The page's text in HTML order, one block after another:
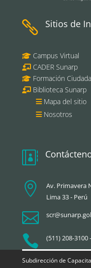
 Sitios de
Campus Virtual
CADER Sunarp
Formación
Biblioteca Sunarp
Mapa del sitio
Nosotros


Av. Primavera
Lima 33 - Perú

 (511) 208-3100
Subdirección de